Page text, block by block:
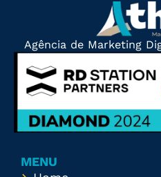
Agência de Marketing
MENU